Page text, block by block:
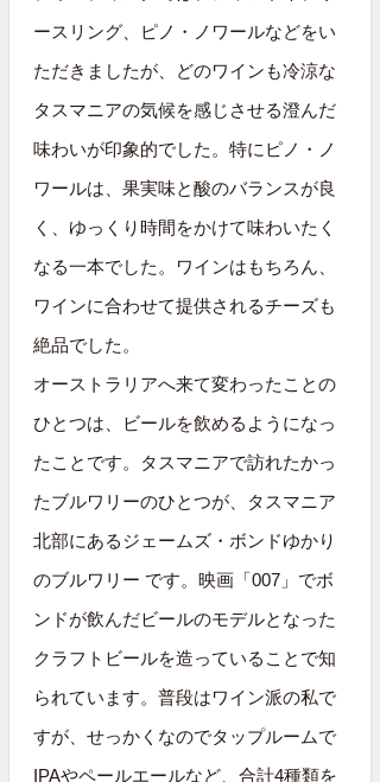
ースリング、ピノ・ノワールなどをい
ただきましたが、どのワインも冷涼な
タスマニアの気候を感じさせる澄んだ
味わいが印象的でした。特にピノ・ノ
ワールは、果実味と酸のバランスが良
く、ゆっくり時間をかけて味わいたく
なる一本でした。ワインはもちろん、
ワインに合わせて提供されるチーズも
絶品でした。
オーストラリアへ来て変わったことの
ひとつは、ビールを飲めるようになっ
たことです。タスマニアで訪れたかっ
たブルワリーのひとつが、タスマニア
北部にあるジェームズ・ボンドゆかり
のブルワリー です。映画「007」でボ
ンドが飲んだビールのモデルとなった
クラフトビールを造っていることで知
られています。普段はワイン派の私で
すが、せっかくなのでタップルームで
IPAやペールエールなど、合計4種類を